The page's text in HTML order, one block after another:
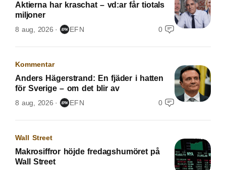
Aktierna har kraschat – vd:ar får tiotals
miljoner
8 aug, 2026 EFN 0
Kommentar
Anders Hägerstrand: En fjäder i hatten
för Sverige – om det blir av
8 aug, 2026 EFN 0
Wall Street
Makrosiffror höjde fredagshumöret på
Wall Street